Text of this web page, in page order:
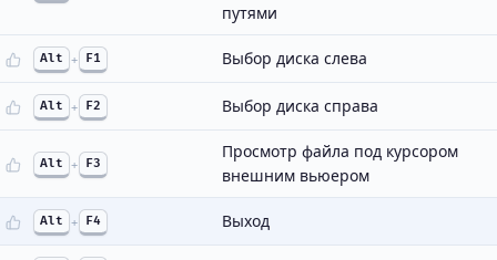
путями
Alt + F1 Выбор диска слева
Alt + F2 Выбор диска справа
Alt + F3
Просмотр файла под курсором
внешним вьюером
Alt + F4 Выход